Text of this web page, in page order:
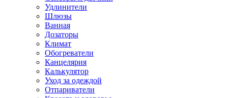
Удлинители
Шлюзы
Ванная
Дозаторы
Климат
Обогреватели
Канцелярия
Калькулятор
Уход за одеждой
Отпариватели